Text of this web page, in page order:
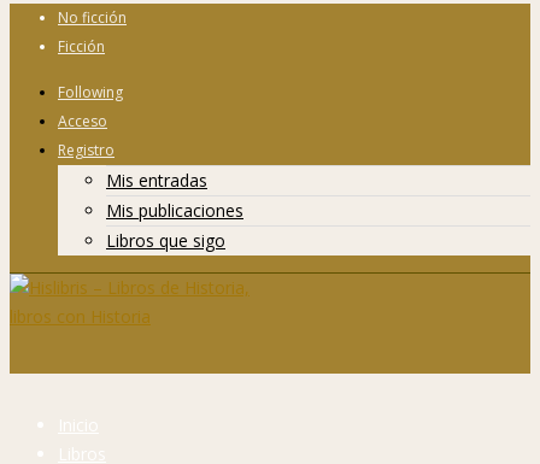
No ficción
Ficción
Following
Acceso
Registro
Mis entradas
Mis publicaciones
Libros que sigo
Inicio
Libros